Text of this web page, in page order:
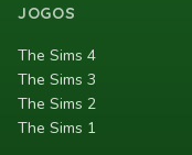
JOGOS
The Sims 4
The Sims 3
The Sims 2
The Sims 1